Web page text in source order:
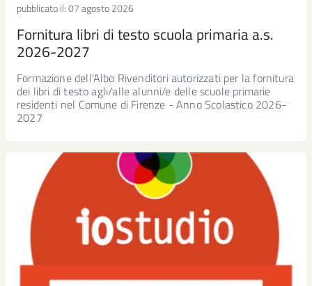
pubblicato il:07 agosto 2026
Fornitura libri di testo scuola primaria a.s.
2026-2027
Formazione dell'Albo Rivenditori autorizzati per la fornitura
dei libri di testo agli/alle alunni/e delle scuole primarie
residenti nel Comune di Firenze - Anno Scolastico 2026-
2027